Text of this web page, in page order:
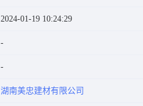
2024-01-19 10:24:29
湖南美忠建材有限公司